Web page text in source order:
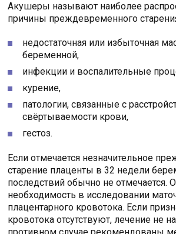
Акушеры называют наиболее
причины преждевременного
недостаточная или избыточная
беременной,
инфекции и воспалительные
курение,
патологии, связанные с
свёртываемости крови,
гестоз.
Если отмечается незначительное
старение плаценты в 32 недели
последствий обычно не отмечается.
необходимость в исследовании
плацентарного кровотока. Если
кровотока отсутствуют, лечение не